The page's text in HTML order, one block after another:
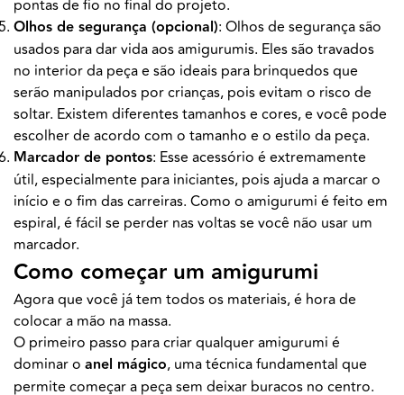
pontas de fio no final do projeto.
Olhos de segurança (opcional): Olhos de segurança são
usados para dar vida aos amigurumis. Eles são travados
no interior da peça e são ideais para brinquedos que
serão manipulados por crianças, pois evitam o risco de
soltar. Existem diferentes tamanhos e cores, e você pode
escolher de acordo com o tamanho e o estilo da peça.
Marcador de pontos: Esse acessório é extremamente
útil, especialmente para iniciantes, pois ajuda a marcar o
início e o fim das carreiras. Como o amigurumi é feito em
espiral, é fácil se perder nas voltas se você não usar um
marcador.
Como começar um amigurumi
Agora que você já tem todos os materiais, é hora de
colocar a mão na massa.
O primeiro passo para criar qualquer amigurumi é
dominar o anel mágico, uma técnica fundamental que
permite começar a peça sem deixar buracos no centro.